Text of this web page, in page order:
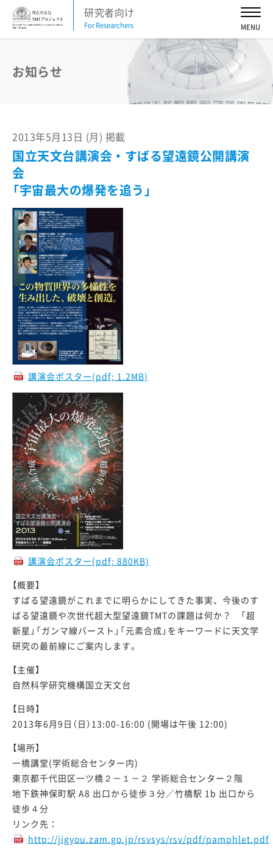
研究者向け
For Researchers
お知らせ
2023 2022
2021
2020
2019 2017 2016
2020
2019 2018
TMT News Letter
2026 2025 2024 2023
2020
2019
TMT科学諮問委員会
議事録
研究支援情報
戦略基礎開発研究経費報告書
過去の採択研究集会
TMTウェビナー2025
すばる+TMT サイエンスブック2020
観測装置検討
次期装置実現に向けた開発ロードマップ 2022
解説記事
TMTについて講演される方へ
一般向け
お知らせ
2013年5月13日 (月) 掲載
国立天文台講演会・すばる望遠鏡公開講演
会
「宇宙最大の爆発を追う」
講演会ポスター(pdf; 1.2MB)
講演会ポスター(pdf; 880KB)
【概要】
すばる望遠鏡がこれまでに明らかにしてきた事実、今後のす
ばる望遠鏡や次世代超大型望遠鏡TMTの課題は何か？ 「超
新星」「ガンマ線バースト」「元素合成」をキーワードに天文学
研究の最前線にご案内します。
【主催】
自然科学研究機構国立天文台
【日時】
2013年6月9日（日）13:00-16:00 (開場は午後 12:00)
【場所】
一橋講堂(学術総合センター内)
東京都千代田区一ツ橋２－１－２ 学術総合センター２階
地下鉄神保町駅 A8 出口から徒歩３分／竹橋駅 1b 出口から
徒歩４分
リンク先：
http://jigyou.zam.go.jp/rsvsys/rsv/pdf/pamphlet.pdf